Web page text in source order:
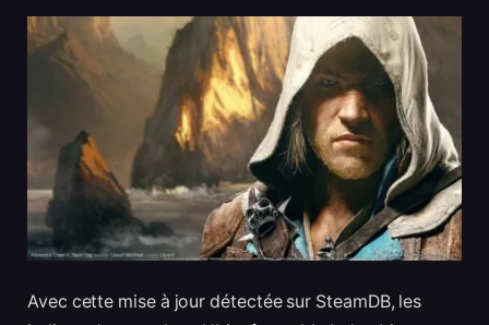
Avec cette mise à jour détectée sur SteamDB, les